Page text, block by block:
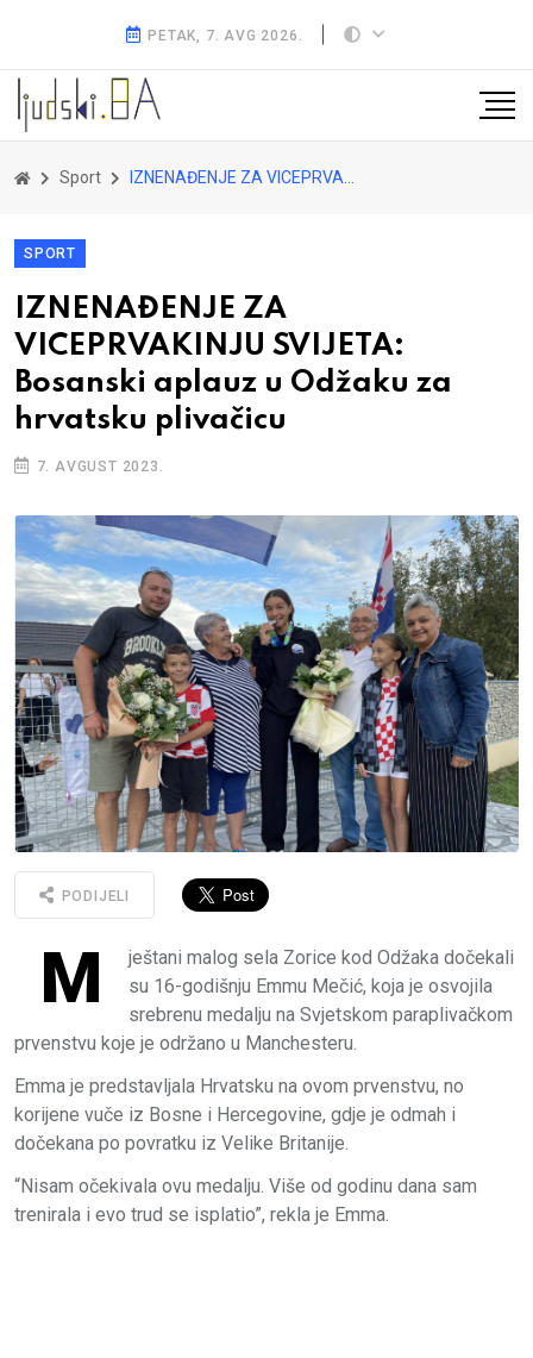
PETAK, 7. AVG 2026.
Sport IZNENAĐENJE ZA VICEPRVAKINJU SVIJETA: Bosanski aplauz u Odžaku za hrvatsku plivačicu
SPORT
IZNENAĐENJE ZA
VICEPRVAKINJU SVIJETA:
Bosanski aplauz u Odžaku za
hrvatsku plivačicu
7. AVGUST 2023.
PODIJELI
M
ještani malog sela Zorice kod Odžaka dočekali
su 16-godišnju Emmu Mečić, koja je osvojila
srebrenu medalju na Svjetskom paraplivačkom
prvenstvu koje je održano u Manchesteru.
Emma je predstavljala Hrvatsku na ovom prvenstvu, no
korijene vuče iz Bosne i Hercegovine, gdje je odmah i
dočekana po povratku iz Velike Britanije.
“Nisam očekivala ovu medalju. Više od godinu dana sam
trenirala i evo trud se isplatio”, rekla je Emma.